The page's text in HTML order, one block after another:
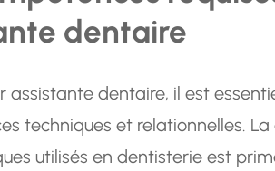
dentaire
assistante dentaire, il est
techniques et relationnelles.
utilisés en dentisterie est